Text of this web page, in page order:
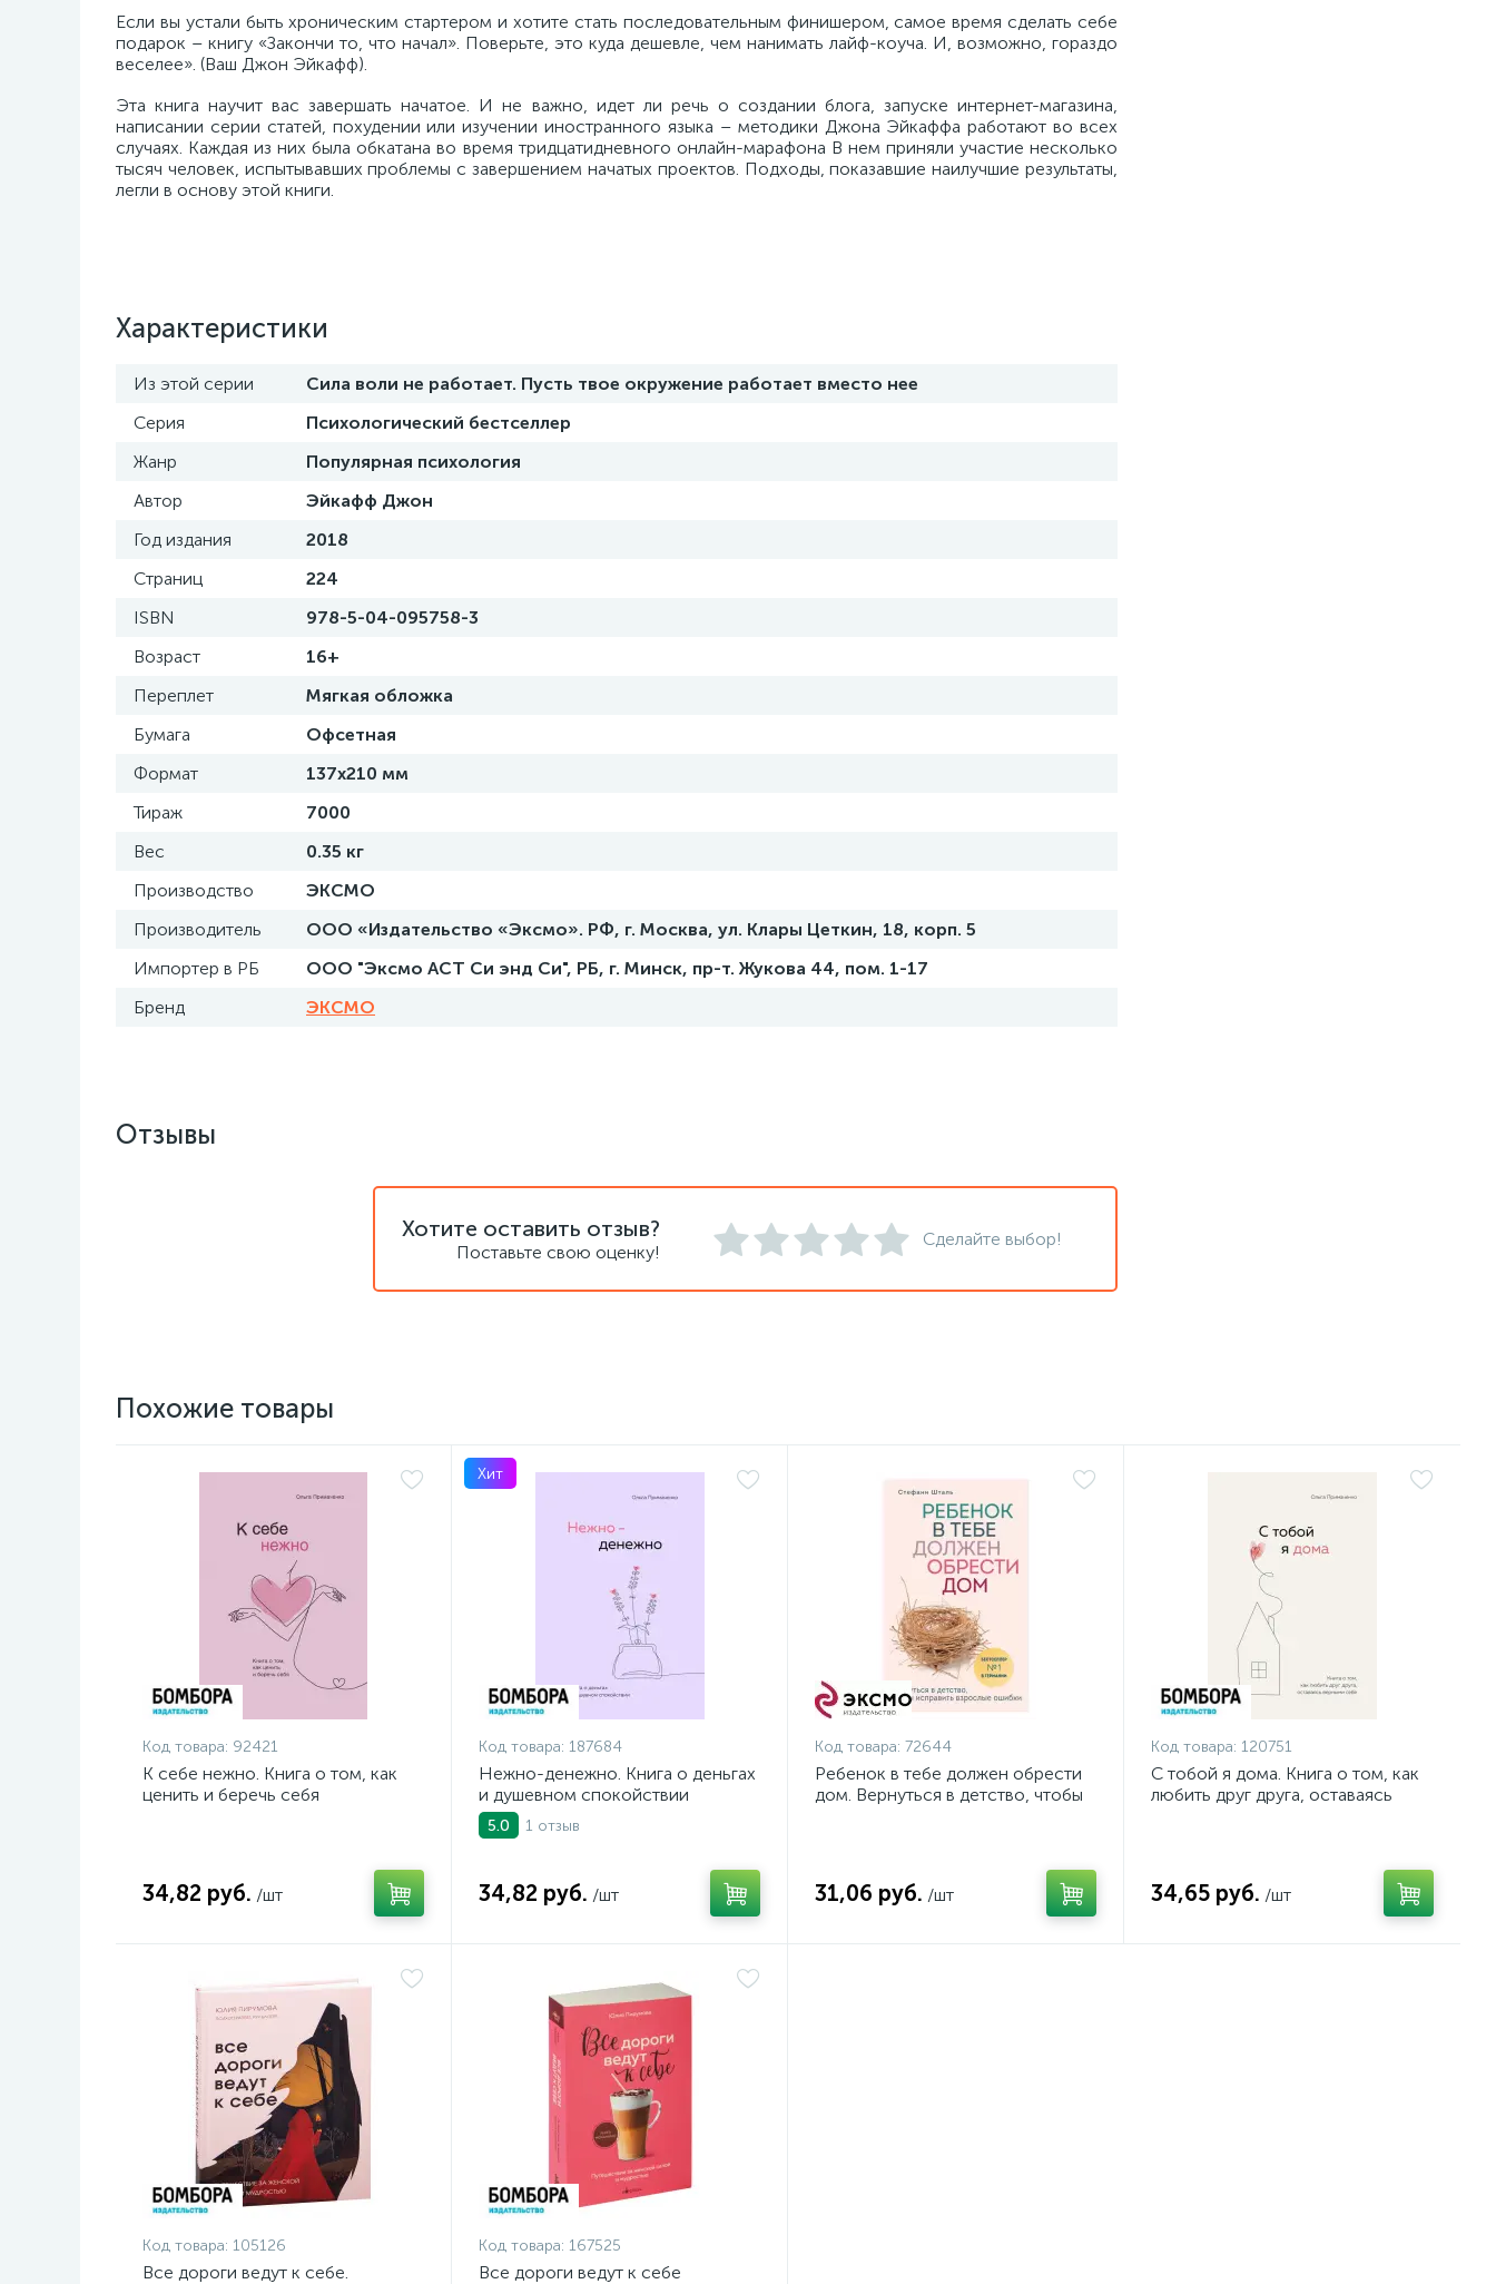
Если вы устали быть хроническим стартером и хотите стать последовательным финишером, самое время сделать себе
подарок – книгу «Закончи то, что начал». Поверьте, это куда дешевле, чем нанимать лайф-коуча. И, возможно, гораздо
веселее». (Ваш Джон Эйкафф).
Эта книга научит вас завершать начатое. И не важно, идет ли речь о создании блога, запуске интернет-магазина,
написании серии статей, похудении или изучении иностранного языка – методики Джона Эйкаффа работают во всех
случаях. Каждая из них была обкатана во время тридцатидневного онлайн-марафона В нем приняли участие несколько
тысяч человек, испытывавших проблемы с завершением начатых проектов. Подходы, показавшие наилучшие результаты,
легли в основу этой книги.
Характеристики
Из этой серии
Сила воли не работает. Пусть твое окружение работает вместо нее
Серия
Психологический бестселлер
Жанр
Популярная психология
Автор
Эйкафф Джон
Год издания
2018
Страниц
224
ISBN
978-5-04-095758-3
Возраст
16+
Переплет
Мягкая обложка
Бумага
Офсетная
Формат
137x210 мм
Тираж
7000
Вес
0.35 кг
Производство
ЭКСМО
Производитель
ООО «Издательство «Эксмо». РФ, г. Москва, ул. Клары Цеткин, 18, корп. 5
Импортер в РБ
ООО "Эксмо АСТ Си энд Си", РБ, г. Минск, пр-т. Жукова 44, пом. 1-17
Бренд
ЭКСМО
Отзывы
Хотите оставить отзыв?
Поставьте свою оценку!
Сделайте выбор!
Похожие товары
Код товара: 92421
К себе нежно. Книга о том, как
ценить и беречь себя
34,82 руб. /шт
Хит
Код товара: 187684
Нежно-денежно. Книга о деньгах
и душевном спокойствии
5.0 1 отзыв
34,82 руб. /шт
Код товара: 72644
Ребенок в тебе должен обрести
дом. Вернуться в детство, чтобы
31,06 руб. /шт
Код товара: 120751
С тобой я дома. Книга о том, как
любить друг друга, оставаясь
34,65 руб. /шт
Код товара: 105126
Все дороги ведут к себе.
Код товара: 167525
Все дороги ведут к себе